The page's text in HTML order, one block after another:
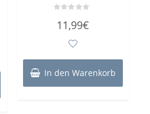
mit
11,99€
In den Warenkorb